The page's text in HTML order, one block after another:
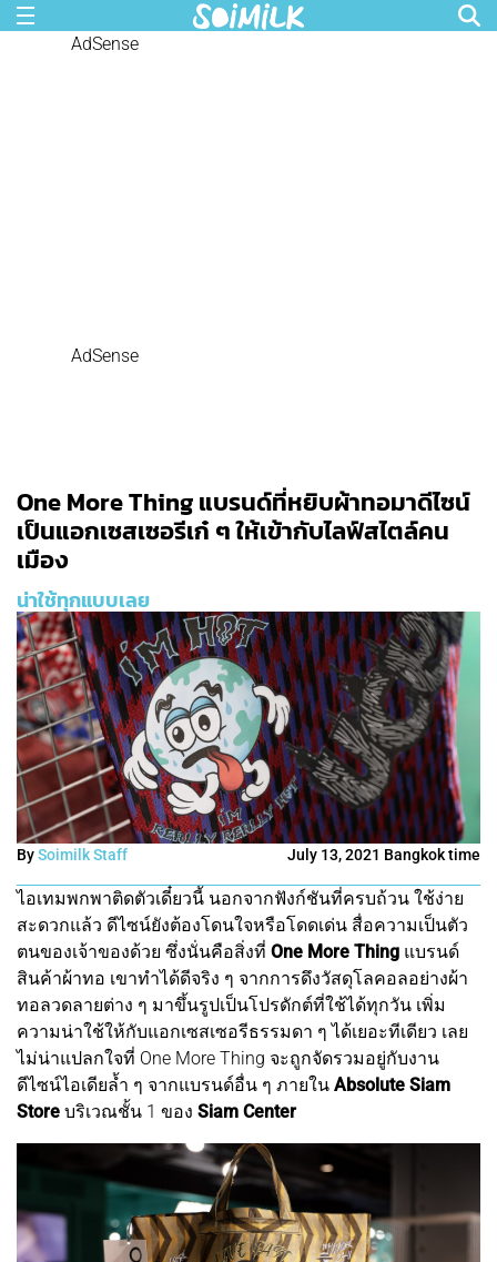
AdSense
AdSense
One More Thing แบรนด์ที่หยิบผ้าทอมาดีไซน์
เป็นแอกเซสเซอรีเก๋ ๆ ให้เข้ากับไลฟ์สไตล์คน
เมือง
น่าใช้ทุกแบบเลย
BySoimilk Staff July 13, 2021 Bangkok time
ไอเทมพกพาติดตัวเดี๋ยวนี้ นอกจากฟังก์ชันที่ครบถ้วน ใช้ง่าย
สะดวกแล้ว ดีไซน์ยังต้องโดนใจหรือโดดเด่น สื่อความเป็นตัว
ตนของเจ้าของด้วย ซึ่งนั่นคือสิ่งที่ One More Thing แบรนด์
สินค้าผ้าทอ เขาทำได้ดีจริง ๆ จากการดึงวัสดุโลคอลอย่างผ้า
ทอลวดลายต่าง ๆ มาขึ้นรูปเป็นโปรดักต์ที่ใช้ได้ทุกวัน เพิ่ม
ความน่าใช้ให้กับแอกเซสเซอรีธรรมดา ๆ ได้เยอะทีเดียว เลย
ไม่น่าแปลกใจที่ One More Thing จะถูกจัดรวมอยู่กับงาน
ดีไซน์ไอเดียล้ำ ๆ จากแบรนด์อื่น ๆ ภายใน Absolute Siam
Store บริเวณชั้น 1 ของ Siam Center